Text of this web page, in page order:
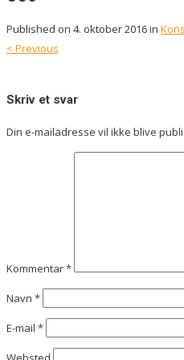
Published on 4. oktober 2016in
< Previous
Skriv et svar
Din e-mailadresse vil ikke blive
Kommentar*
Navn *
E-mail *